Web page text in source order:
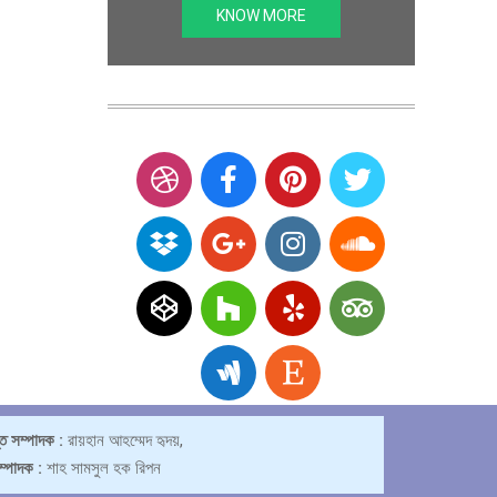
KNOW MORE
সম্পাদক : রায়হান আহম্মেদ হৃদয়,
: শাহ সামসুল হক রিপন